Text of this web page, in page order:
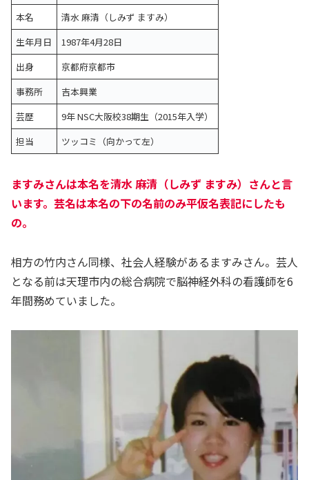
本名
清水 麻清（しみず ますみ）
生年月日
1987年4月28日
出身
京都府京都市
事務所
吉本興業
芸歴
9年 NSC大阪校38期生（2015年入学）
担当
ツッコミ（向かって左）
ますみさんは本名を清水 麻清（しみず ますみ）さんと言
います。芸名は本名の下の名前のみ平仮名表記にしたも
の。
相方の竹内さん同様、社会人経験があるますみさん。芸人
となる前は天理市内の総合病院で脳神経外科の看護師を6
年間務めていました。